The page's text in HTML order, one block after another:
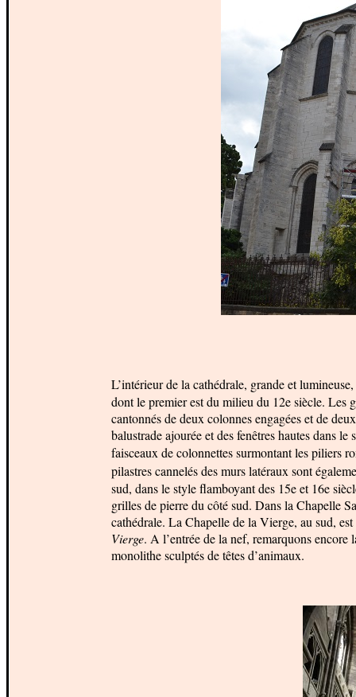
L’intérieur de la cathédrale, grande et
dont le premier est du milieu du 12e siècle. Les
cantonnés de deux colonnes engagées et de
balustrade ajourée et des fenêtres hautes dans
faisceaux de colonnettes surmontant les piliers
pilastres cannelés des murs latéraux sont
sud, dans le style flamboyant des 15e et 16e
grilles de pierre du côté sud. Dans la Chapelle
cathédrale. La Chapelle de la Vierge, au sud,
Vierge. A l’entrée de la nef, remarquons
monolithe sculptés de têtes d’animaux.